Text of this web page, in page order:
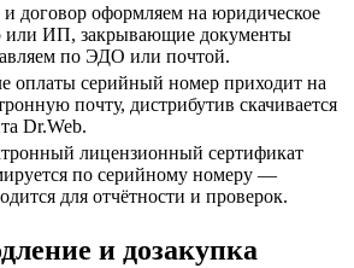
и договор оформляем на юридическое
или ИП, закрывающие документы
по ЭДО или почтой.
оплаты серийный номер приходит на
почту, дистрибутив скачивается
Dr.Web.
лицензионный сертификат
по серийному номеру —
для отчётности и проверок.
и дозакупка